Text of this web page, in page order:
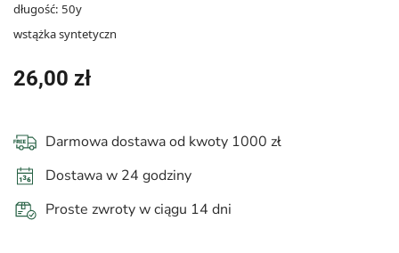
długość: 50y
wstążka syntetyczn
26,00 zł
Darmowa dostawa od kwoty 1000 zł
Dostawa w 24 godziny
Proste zwroty w ciągu 14 dni